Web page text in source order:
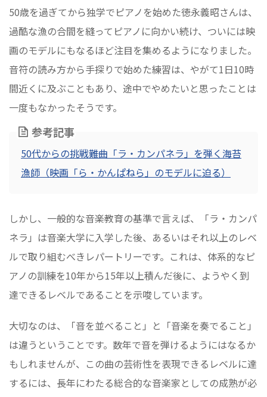
50歳を過ぎてから独学でピアノを始めた徳永義昭さんは、
過酷な漁の合間を縫ってピアノに向かい続け、ついには映
画のモデルにもなるほど注目を集めるようになりました。
音符の読み方から手探りで始めた練習は、やがて1日10時
間近くに及ぶこともあり、途中でやめたいと思ったことは
一度もなかったそうです。
参考記事
50代からの挑戦――難曲「ラ・カンパネラ」を弾く海苔
漁師（映画「ら・かんぱねら」のモデルに迫る）
しかし、一般的な音楽教育の基準で言えば、「ラ・カンパ
ネラ」は音楽大学に入学した後、あるいはそれ以上のレベ
ルで取り組むべきレパートリーです。これは、体系的なピ
アノの訓練を10年から15年以上積んだ後に、ようやく到
達できるレベルであることを示唆しています。
大切なのは、「音を並べること」と「音楽を奏でること」
は違うということです。数年で音を弾けるようにはなるか
もしれませんが、この曲の芸術性を表現できるレベルに達
するには、長年にわたる総合的な音楽家としての成熟が必